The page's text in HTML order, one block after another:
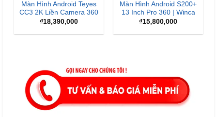
Màn Hình Android Winca
S170+ QLED
₫7,800,000
Màn Hình Android
Zestech ZX ADAS Bản
Tiêu Chuẩn
Giá
₫13,900,000Giá